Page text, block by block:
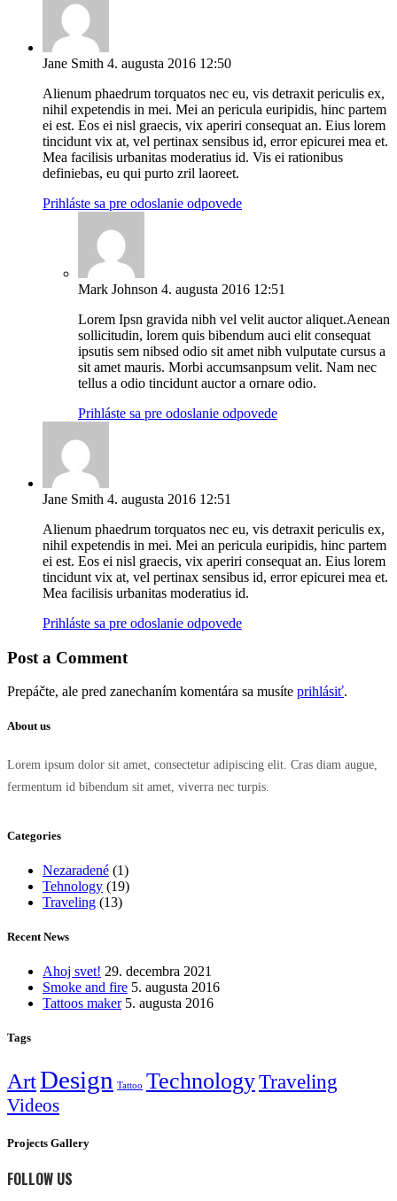
Jane Smith 4. augusta 2016 12:50
Alienum phaedrum torquatos nec eu, vis detraxit periculis ex,
nihil expetendis in mei. Mei an pericula euripidis, hinc partem
ei est. Eos ei nisl graecis, vix aperiri consequat an. Eius lorem
tincidunt vix at, vel pertinax sensibus id, error epicurei mea et.
Mea facilisis urbanitas moderatius id. Vis ei rationibus
definiebas, eu qui purto zril laoreet.
Prihláste sa pre odoslanie odpovede
Mark Johnson 4. augusta 2016 12:51
Lorem Ipsn gravida nibh vel velit auctor aliquet.Aenean
sollicitudin, lorem quis bibendum auci elit consequat
ipsutis sem nibsed odio sit amet nibh vulputate cursus a
sit amet mauris. Morbi accumsanpsum velit. Nam nec
tellus a odio tincidunt auctor a ornare odio.
Prihláste sa pre odoslanie odpovede
Jane Smith 4. augusta 2016 12:51
Alienum phaedrum torquatos nec eu, vis detraxit periculis ex,
nihil expetendis in mei. Mei an pericula euripidis, hinc partem
ei est. Eos ei nisl graecis, vix aperiri consequat an. Eius lorem
tincidunt vix at, vel pertinax sensibus id, error epicurei mea et.
Mea facilisis urbanitas moderatius id.
Prihláste sa pre odoslanie odpovede
Post a Comment
Prepáčte, ale pred zanechaním komentára sa musíte prihlásiť.
About us
Lorem ipsum dolor sit amet, consectetur adipiscing elit. Cras diam augue,
fermentum id bibendum sit amet, viverra nec turpis.
Categories
Nezaradené (1)
Tehnology (19)
Traveling (13)
Recent News
Ahoj svet! 29. decembra 2021
Smoke and fire 5. augusta 2016
Tattoos maker 5. augusta 2016
Tags
ArtDesign Tattoo TechnologyTraveling
Videos
Projects Gallery
FOLLOW US